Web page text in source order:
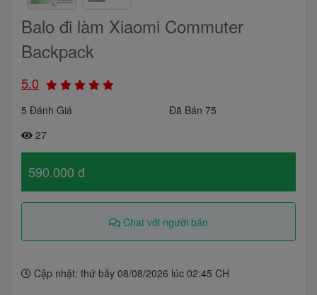
Balo đi làm Xiaomi Commuter
Backpack
5.0
5 Đánh Giá
Đã Bán 75
27
590.000 đ
Chat với người bán
Cập nhật: thứ bảy 08/08/2026 lúc 02:45 CH